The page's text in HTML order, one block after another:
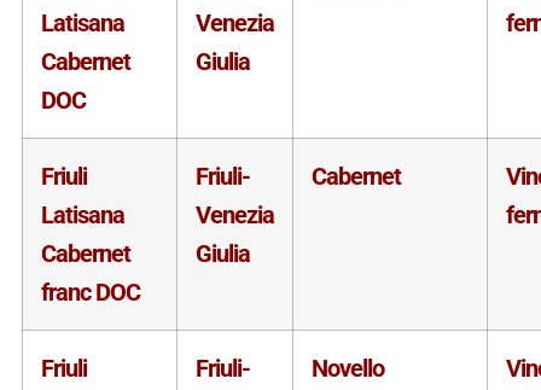
Latisana
Cabernet
DOC
Venezia
Giulia
Friuli
Latisana
Cabernet
franc DOC
Friuli-
Venezia
Giulia
Cabernet
Friuli
Friuli-
Novello